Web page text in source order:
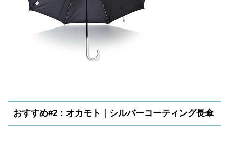
おすすめ#2：オカモト｜シルバーコーティング長傘